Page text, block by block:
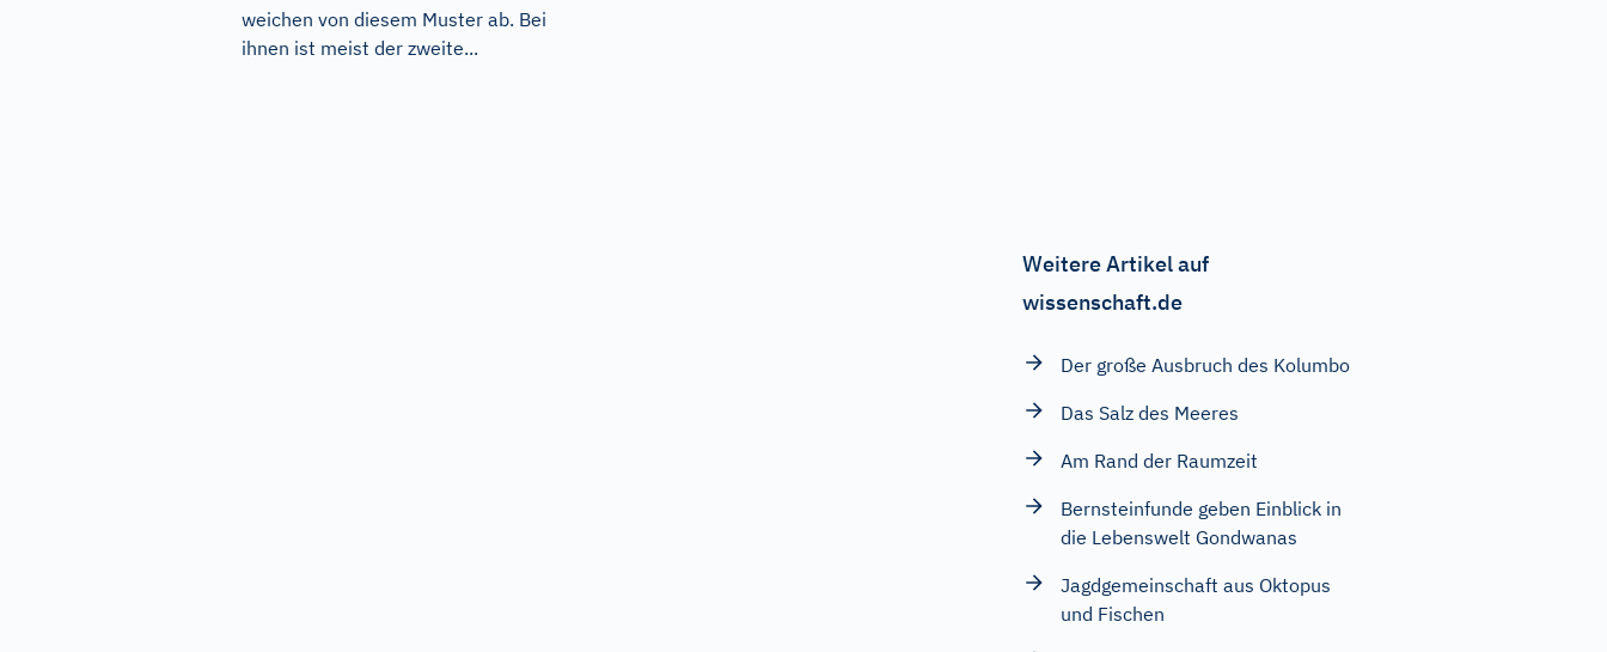
weichen von diesem Muster ab. Bei
ihnen ist meist der zweite...
Weitere Artikel auf
wissenschaft.de
Der große Ausbruch des Kolumbo
Das Salz des Meeres
Am Rand der Raumzeit
Bernsteinfunde geben Einblick in
die Lebenswelt Gondwanas
Jagdgemeinschaft aus Oktopus
und Fischen